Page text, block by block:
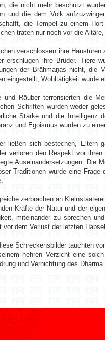
die nicht mehr beschützt
und die dem Volk
die Tempel zu einem
traten nur noch vor die
verschlossen ihre
erschlugen ihre Brüder. Tiere
der Brāhmaṇas nicht, die
eingestellt, Wohltätigkeit wurde
und Räuber terrorisierten die
Schriften wurden weder
Stärke und die Intelligenz
und Egoismus wurden zu
ließen sich bestechen, Eltern
verloren den Respekt vor
Auseinandersetzungen. Die
Traditionen wurde eine
zerbrachen an
Kräfte der Natur und der
miteinander zu sprechen
vor dem Verlust der letzten
Schreckensbilder tauchten
hehren Verzicht eine
und Vernichtung des